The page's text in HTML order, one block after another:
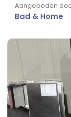
Aangeboden
Bad & Home